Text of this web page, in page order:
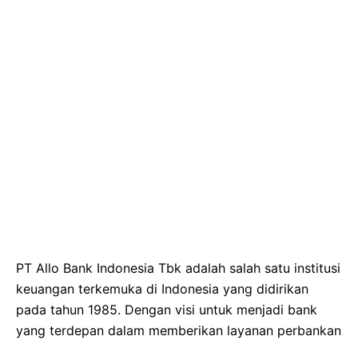
PT Allo Bank Indonesia Tbk adalah salah satu institusi
keuangan terkemuka di Indonesia yang didirikan
pada tahun 1985. Dengan visi untuk menjadi bank
yang terdepan dalam memberikan layanan perbankan